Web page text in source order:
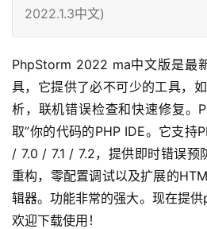
2022.1.3中文)
PhpStorm 2022 ma中文版是最
具，它提供了必不可少的工具，
析，联机错误检查和快速修复。
取”你的代码的PHP IDE。它支
/ 7.0 / 7.1 / 7.2，提供即时错误预
重构，零配置调试以及扩展的
辑器。功能非常的强大。现在提
欢迎下载使用！